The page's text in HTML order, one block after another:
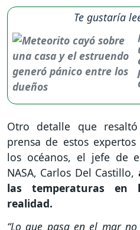
Te gustaría
Otro detalle que
prensa de estos
los océanos, el jefe de
NASA, Carlos Del Castillo,
las temperaturas en
realidad.
“Lo que pasa en el mar